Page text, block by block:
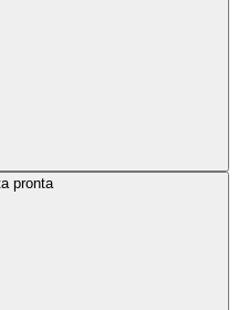
pronta